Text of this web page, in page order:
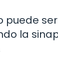
puede
la